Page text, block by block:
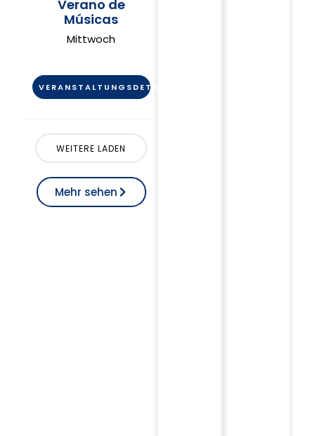
Verano de
Músicas
Mittwoch
VERANSTALTUNGSDETAIL
WEITERE LADEN
Mehr sehen